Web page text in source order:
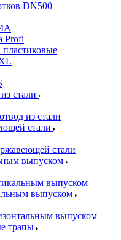
DN500
Profi
пластиковые
стали
из стали
стали
стали
выпуском
выпуском
выпуском
выпуском
трапы